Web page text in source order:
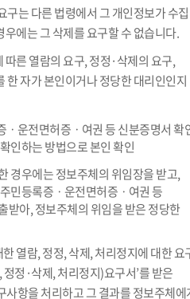
구는 다른 법령에서 그 개인정보가 수집
에는 그 삭제를 요구할 수 없습니다.
른 열람의 요구, 정정·삭제의 요구,
한 자가 본인이거나 정당한 대리인인지
ㆍ운전면허증ㆍ여권 등 신분증명서 확
인하는 방법으로 본인 확인
경우에는 정보주체의 위임장을 받고,
민등록증ㆍ운전면허증ㆍ여권 등
받아, 정보주체의 위임을 받은 정당한
열람, 정정, 삭제, 처리정지에 대한 요
정·삭제, 처리정지)요구서’를 받은
사항을 처리하고 그 결과를 정보주체에